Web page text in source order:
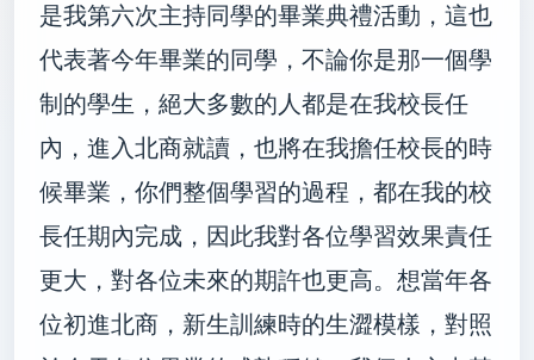
是我第六次主持同學的畢業典禮活動，這也
代表著今年畢業的同學，不論你是那一個學
制的學生，絕大多數的人都是在我校長任
內，進入北商就讀，也將在我擔任校長的時
候畢業，你們整個學習的過程，都在我的校
長任期內完成，因此我對各位學習效果責任
更大，對各位未來的期許也更高。想當年各
位初進北商，新生訓練時的生澀模樣，對照